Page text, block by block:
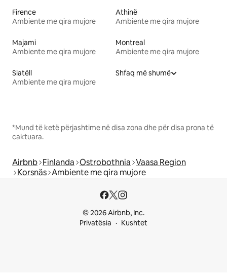
Firence
Ambiente me qira mujore
Athinë
Ambiente me qira mujore
Majami
Ambiente me qira mujore
Montreal
Ambiente me qira mujore
Siatëll
Ambiente me qira mujore
Shfaq më shumë
*Mund të ketë përjashtime në disa zona dhe për disa prona të
caktuara.
Airbnb Finlanda Ostrobothnia Vaasa Region
Korsnäs Ambiente me qira mujore
© 2026 Airbnb, Inc.
Privatësia
Kushtet